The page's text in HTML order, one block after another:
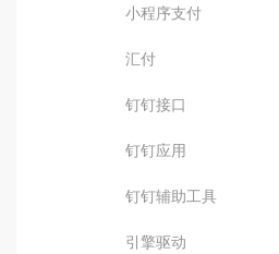
小程序支付
汇付
钉钉接口
钉钉应用
钉钉辅助工具
引擎驱动